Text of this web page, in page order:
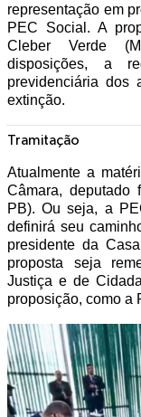
representação em
PEC Social. A
Cleber Verde
disposições, a
previdenciária dos
extinção.
Tramitação
Atualmente a
Câmara, deputado
PB). Ou seja, a
definirá seu
presidente da
proposta seja
Justiça e de
proposição, como a